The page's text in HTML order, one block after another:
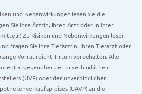
und Nebenwirkungen lesen Sie die
Sie Ihre Ärztin, Ihren Arzt oder in Ihrer
Zu Risiken und Nebenwirkungen lesen
fragen Sie Ihre Tierärztin, Ihren Tierarzt oder
Vorrat reicht. Irrtum vorbehalten. Alle
gegenüber der unverbindlichen
(UVP) oder der unverbindlichen
(UAVP) an die